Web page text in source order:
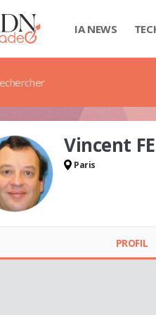
IA NEWS
Vincent
Paris
PROFIL